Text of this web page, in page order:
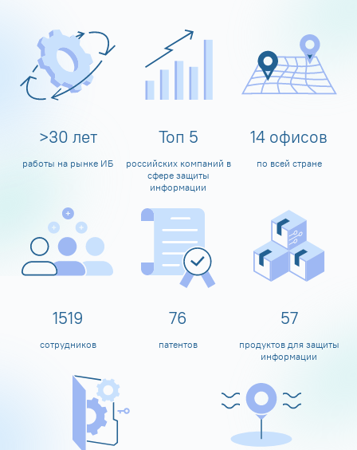
>30 лет
работы на рынке ИБ
Топ 5
российских компаний в
сфере защиты
информации
14 офисов
по всей стране
1600
сотрудников
80
патентов
60
продуктов для защиты
информации